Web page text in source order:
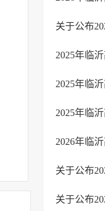
2025年临
2025年临
2026年临
关于公布